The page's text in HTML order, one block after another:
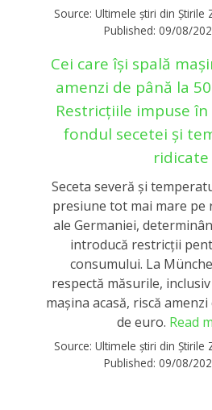
Source: Ultimele știri din Știrile
Published: 09/08/
Cei care își spală
amenzi de până la
Restricțiile impuse
fondul secetei și
ridicate
Seceta severă și
presiune tot mai mare pe
ale Germaniei,
introducă restricții
consumului. La
respectă măsurile,
mașina acasă, riscă
de euro. Read
Source: Ultimele știri din Știrile
Published: 09/08/